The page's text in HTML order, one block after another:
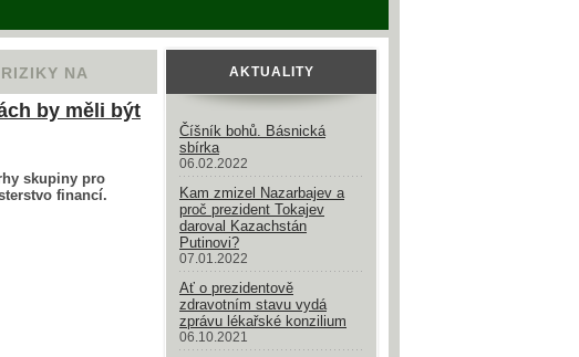
NA
by měli být
skupiny pro
financí.
AKTUALITY
Číšník bohů. Básnická
sbírka
06.02.2022
Kam zmizel Nazarbajev a
proč prezident Tokajev
daroval Kazachstán
Putinovi?
07.01.2022
Ať o prezidentově
zdravotním stavu vydá
zprávu lékařské konzilium
06.10.2021